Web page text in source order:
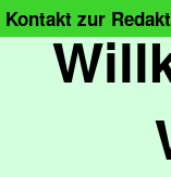
Kontakt zur